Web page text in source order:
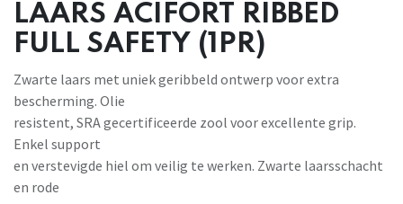
LAARS ACIFORT RIBBED
FULL SAFETY (1PR)
Zwarte laars met uniek geribbeld ontwerp voor extra
bescherming. Olie
resistent, SRA gecertificeerde zool voor excellente grip.
Enkel support
en verstevigde hiel om veilig te werken. Zwarte laarsschacht
en rode